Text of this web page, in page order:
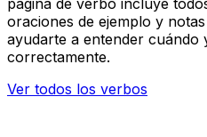
página de verbo incluye
oraciones de ejemplo y
ayudarte a entender
correctamente.
Ver todos los verbos